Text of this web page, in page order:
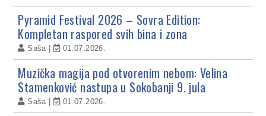
Pyramid Festival 2026 – Sovra Edition:
Kompletan raspored svih bina i zona
Saša 01.07.2026.
Muzička magija pod otvorenim nebom: Velina
Stamenković nastupa u Sokobanji 9. jula
Saša 01.07.2026.